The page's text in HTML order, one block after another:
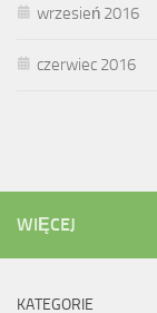
wrzesień 2016
czerwiec 2016
WIĘCEJ
KATEGORIE